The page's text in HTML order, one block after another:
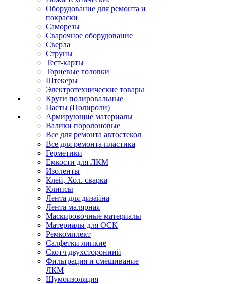
Оборудование для ремонта и
покраски
Саморезы
Сварочное оборудование
Сверла
Струны
Тест-карты
Торцевые головки
Штекеры
Электротехнические товары
Круги полировальные
Пасты (Полироли)
Армирующие материалы
Валики поролоновые
Все для ремонта автостекол
Все для ремонта пластика
Герметики
Емкости для ЛКМ
Изоленты
Клей, Хол. сварка
Клипсы
Лента для дизайна
Лента малярная
Маскировочные материалы
Материалы для ОСК
Ремкомплект
Салфетки липкие
Скотч двухсторонний
Фильтрация и смешивание
ЛКМ
Шумоизоляция